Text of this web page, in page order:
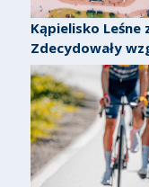
Kąpielisko Leśne
Zdecydowały